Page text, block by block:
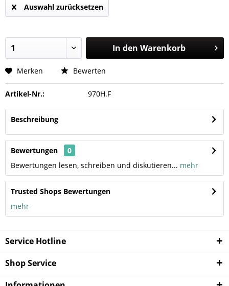
Auswahl zurücksetzen
In den Warenkorb
Merken Bewerten
Artikel-Nr.: 970H.F
Beschreibung
Bewertungen
0
Bewertungen lesen, schreiben und diskutieren... mehr
Trusted Shops Bewertungen
mehr
Service Hotline
Shop Service